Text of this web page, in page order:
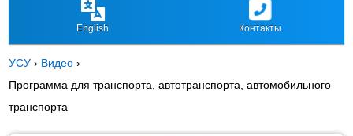
English Контакты
УСУ › Видео ›
Программа для транспорта, автотранспорта, автомобильного
транспорта